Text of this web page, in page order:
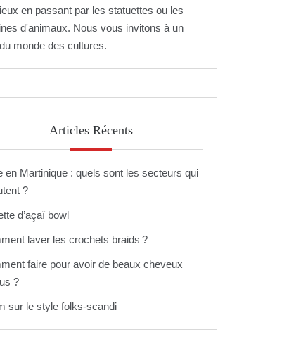
en passant par les statuettes ou les
d'animaux. Nous vous invitons à un
monde des cultures.
Articles Récents
en Martinique : quels sont les secteurs qui
?
d’açaï bowl
laver les crochets braids ?
faire pour avoir de beaux cheveux
?
sur le style folks-scandi